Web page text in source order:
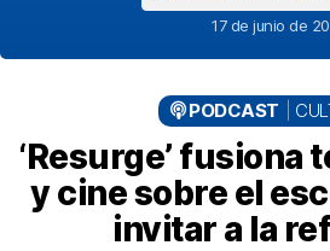
17 de junio de
PODCAST
‘Resurge’ fusiona
y cine sobre el
invitar a la